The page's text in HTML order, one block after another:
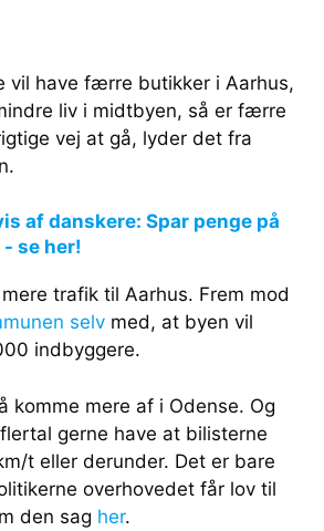
vil have færre butikker i Aarhus,
liv i midtbyen, så er færre
vej at gå, lyder det fra
af danskere: Spar penge på
se her!
trafik til Aarhus. Frem mod
selv med, at byen vil
indbyggere.
komme mere af i Odense. Og
gerne have at bilisterne
t eller derunder. Det er bare
overhovedet får lov til
den sag her.